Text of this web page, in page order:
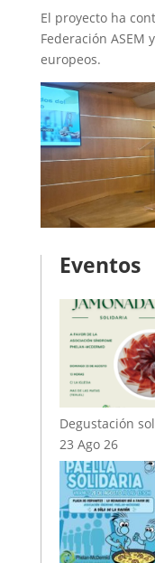
El proyecto ha
Federación ASEM
europeos.
Eventos
Degustación
23 Ago 26